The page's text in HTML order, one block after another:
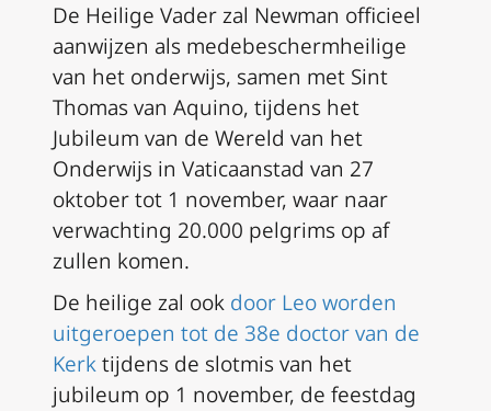
De Heilige Vader zal Newman officieel
aanwijzen als medebeschermheilige
van het onderwijs, samen met Sint
Thomas van Aquino, tijdens het
Jubileum van de Wereld van het
Onderwijs in Vaticaanstad van 27
oktober tot 1 november, waar naar
verwachting 20.000 pelgrims op af
zullen komen.
De heilige zal ook door Leo worden
uitgeroepen tot de 38e doctor van de
Kerktijdens de slotmis van het
jubileum op 1 november, de feestdag